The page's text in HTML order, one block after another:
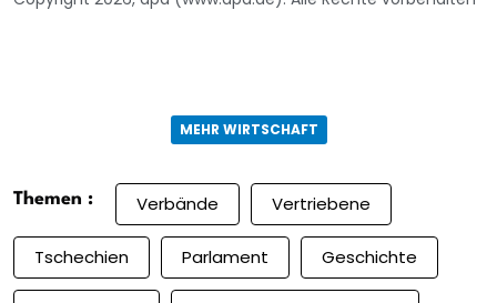
MEHR WIRTSCHAFT
Themen : Verbände Vertriebene
Tschechien Parlament Geschichte